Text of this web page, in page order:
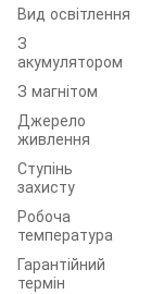
Вид освітлення
З
акумулятором
З магнітом
Джерело
живлення
Ступінь
захисту
Робоча
температура
Гарантійний
термін